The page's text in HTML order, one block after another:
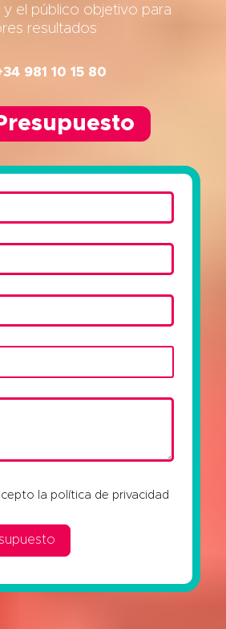
el público objetivo para
resultados
981 10 15 80
la política de privacidad